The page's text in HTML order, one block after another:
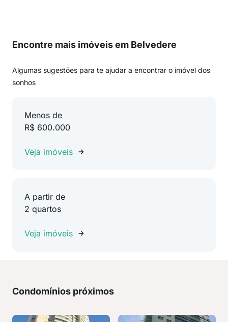
Encontre mais imóveis em Belvedere
Algumas sugestões para te ajudar a encontrar o imóvel dos
sonhos
Menos de
R$ 600.000
Veja imóveis
A partir de
2 quartos
Veja imóveis
Condomínios próximos